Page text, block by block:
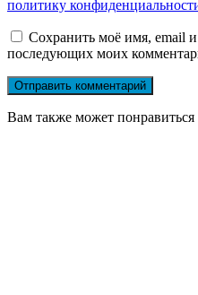
политику
Сохранить моё имя, email и
последующих моих
Вам также может понравиться